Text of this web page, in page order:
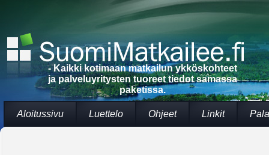
- Kaikki kotimaan matkailun ykköskohteet
ja palveluyritysten tuoreet tiedot samassa
paketissa.
Aloitussivu Luettelo Ohjeet Linkit